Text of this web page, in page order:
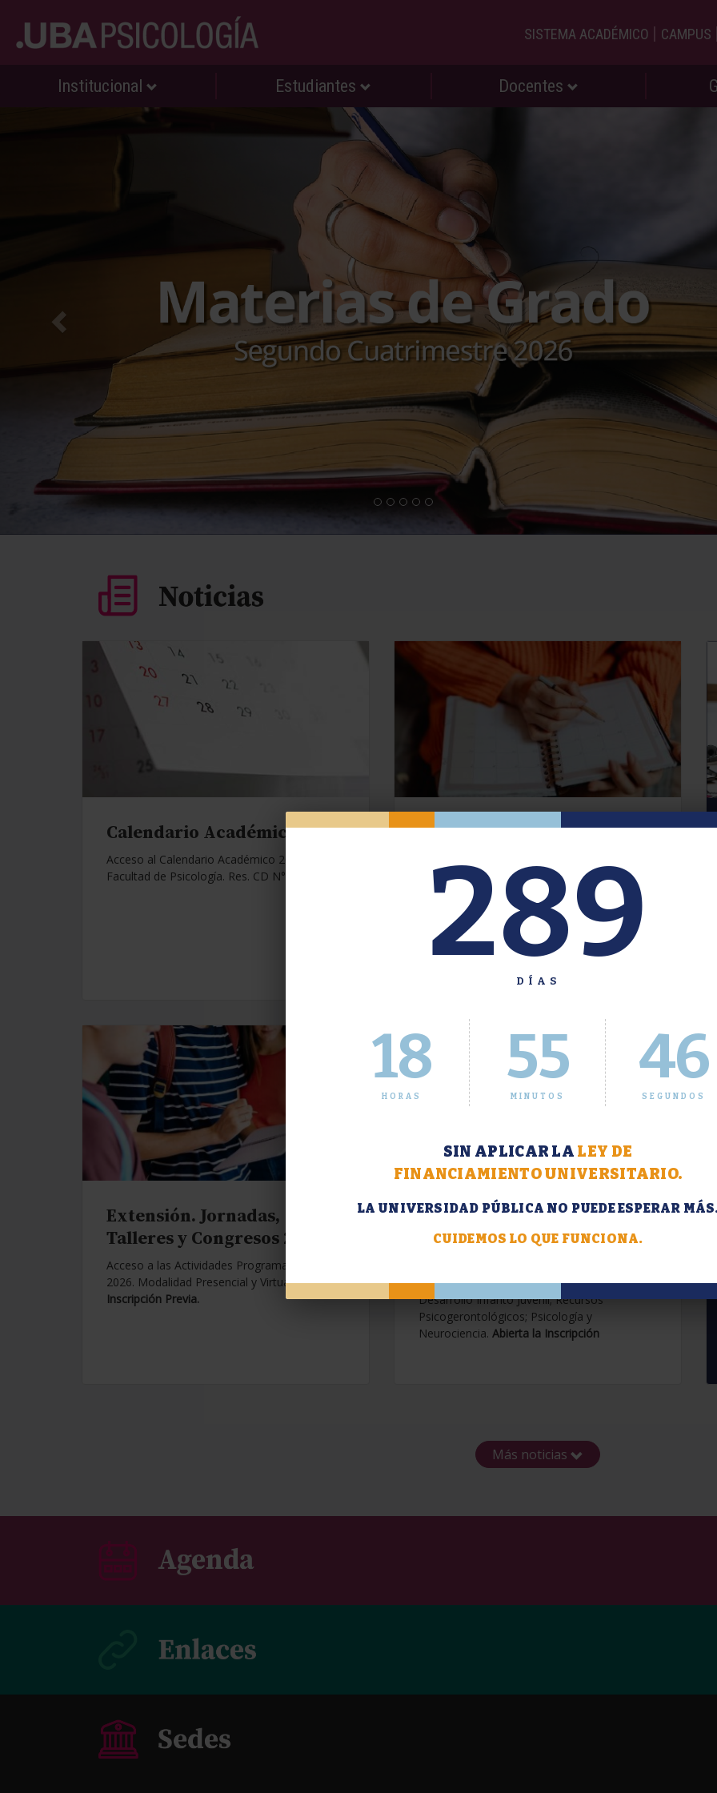
289
DÍAS
18
HORAS
55
MINUTOS
47
SEGUNDOS
SIN APLICAR LA LEY DE
FINANCIAMIENTO UNIVERSITARIO.
LA UNIVERSIDAD PÚBLICA NO PUEDE ESPERAR
CUIDEMOS LO QUE FUNCIONA.
SISTEMA ACADÉMICO | CAMPUS |
Institucional Estudiantes Docentes
Calendario Académico 2026.
Acceso al Calendario Académico 2026 de la
Facultad de Psicología. Res. CD N°1112/25.
Oferta de Grado. Segundo
Inscripción del 30 de julio al 4 de agosto a
través del Sistema Académico
Extensión. Jornadas,
Talleres y Congresos 2026.
Acceso a las Actividades Programadas para
2026. Modalidad Presencial y Virtual.Con
Inscripción Previa.
Extensión. Diplomaturas
2026.
Contemporáneas; Problemáticas en el
Desarrollo Infanto Juvenil; Recursos
Psicogerontológicos; Psicología y
Neurociencia. Abierta la Inscripción
Más noticias